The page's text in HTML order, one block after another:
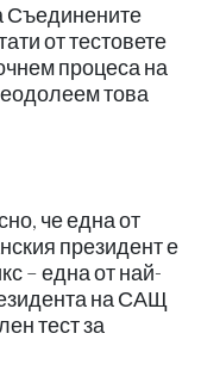
Съединените
от тестовете
процеса на
това
че една от
президент е
– една от най-
на САЩ
тест за